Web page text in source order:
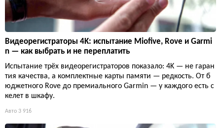
Видеорегистраторы 4K: испытание Miofive, Rove и Garmi
n — как выбрать и не переплатить
Испытание трёх видеорегистраторов показало: 4K — не гаран
тия качества, а комплектные карты памяти — редкость. От б
юджетного Rove до премиального Garmin — у каждого есть с
келет в шкафу.
Авто 3 916